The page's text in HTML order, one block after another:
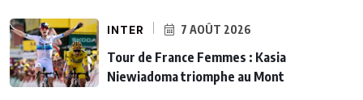
INTER 7 AOÛT 2026
Tour de France Femmes : Kasia
Niewiadoma triomphe au Mont